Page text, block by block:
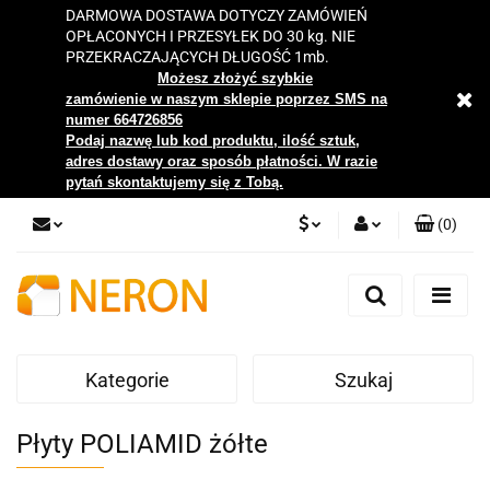
DARMOWA DOSTAWA DOTYCZY ZAMÓWIEŃ
OPŁACONYCH I PRZESYŁEK DO 30 kg. NIE
PRZEKRACZAJĄCYCH DŁUGOŚĆ 1mb.
Możesz złożyć szybkie
zamówienie w naszym sklepie poprzez SMS na
numer 664726856
Podaj nazwę lub kod produktu, ilość sztuk,
adres dostawy oraz sposób płatności. W razie
pytań skontaktujemy się z Tobą.
Zaloguj się
Zgody cookies
(0)
Kategorie Szukaj
Płyty POLIAMID żółte